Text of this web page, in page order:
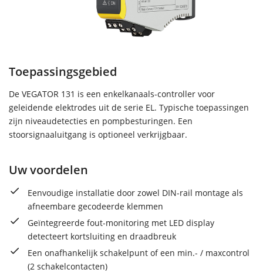
Toepassingsgebied
De VEGATOR 131 is een enkelkanaals-controller voor
geleidende elektrodes uit de serie EL. Typische toepassingen
zijn niveaudetecties en pompbesturingen. Een
stoorsignaaluitgang is optioneel verkrijgbaar.
Uw voordelen
Eenvoudige installatie door zowel DIN-rail montage als
afneembare gecodeerde klemmen
Geïntegreerde fout-monitoring met LED display
detecteert kortsluiting en draadbreuk
Een onafhankelijk schakelpunt of een min.- / maxcontrol
(2 schakelcontacten)